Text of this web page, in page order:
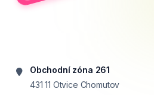
Obchodní zóna 261
431 11 Otvice Chomutov